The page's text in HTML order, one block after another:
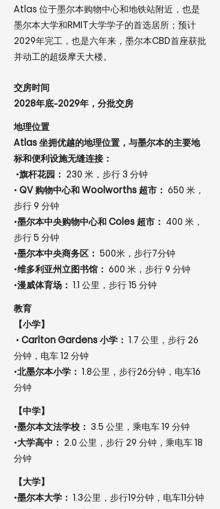
Atlas 位于墨尔本购物中心和地铁站附近，也是
墨尔本大学和RMIT大学学子的首选居所；预计
2029年完工，也是六年来，墨尔本CBD首座获批
并动工的超级摩天大楼。
交房时间
2028年底-2029年，分批交房
地理位置
Atlas 坐拥优越的地理位置，与墨尔本的主要地
标和便利设施无缝连接：
•旗杆花园：
230 米，步行 3 分钟
• QV 购物中心和 Woolworths 超市：
650 米，
步行 9 分钟
•墨尔本中央购物中心和 Coles 超市：
400 米，
步行 5 分钟
•墨尔本中央商务区：
500米，步行7分钟
•维多利亚州立图书馆：
600 米，步行 9 分钟
•漫威体育场： 1.1 公里，步行 15 分钟
教育
【小学】
• Carlton Gardens 小学：
1.7 公里，步行 26
分钟，电车 12 分钟
•北墨尔本小学：
1.8公里，步行26分钟，电车16
分钟
【中学】
•墨尔本文法学校：
3.5 公里，乘电车 19 分钟
•大学高中：
2.0 公里，步行 29 分钟，乘电车 18
分钟
【大学】
•墨尔本大学：
1.3公里，步行19分钟，电车11分钟